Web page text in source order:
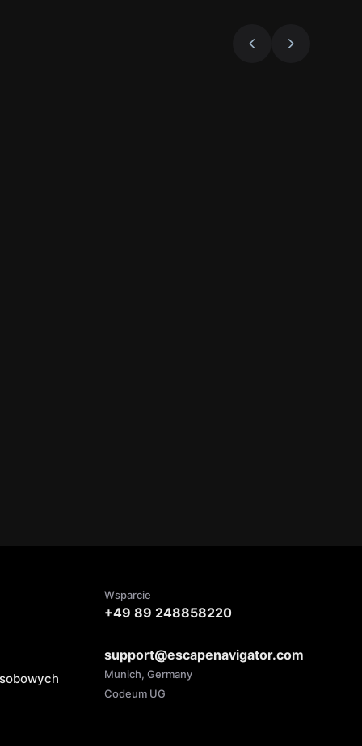
Wsparcie
+49 89 248858220
support@escapenavigator.com
Munich, Germany
Codeum UG